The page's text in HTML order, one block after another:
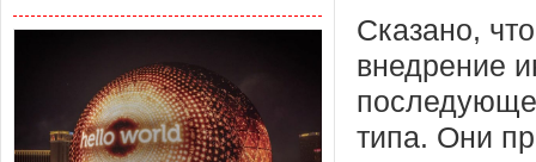
Сказано,
внедрение
типа. Они